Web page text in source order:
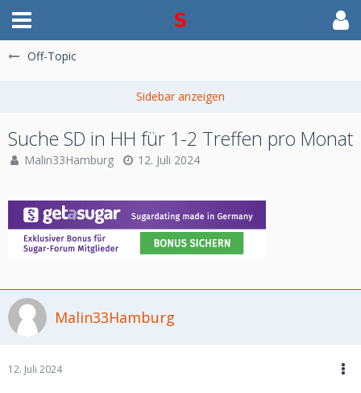
Off-Topic
Suche SD in HH für 1-2 Treffen pro Monat
Malin33Hamburg 12. Juli 2024
Malin33Hamburg
12. Juli 2024